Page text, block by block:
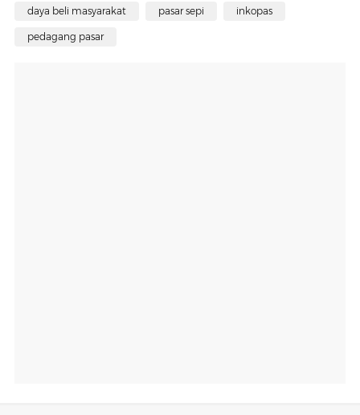
daya beli masyarakat pasar sepi inkopas
pedagang pasar